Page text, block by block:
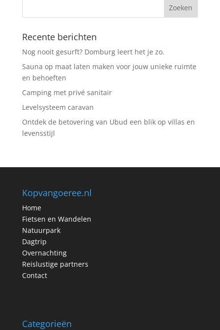
Recente berichten
Nog nooit gesurft? Domburg leert het je zo.
Sauna op maat laten maken voor jouw unieke ruimte
en behoeften
Camping met privé sanitair
Levelsysteem caravan
Ontdek de betovering van Ubud een blik op villas en
levensstijl
Kopvangoeree.nl
Home
Fietsen en Wandelen
Natuurpark
Dagtrip
Overnachting
Reislustige partners
Contact
Categorieën